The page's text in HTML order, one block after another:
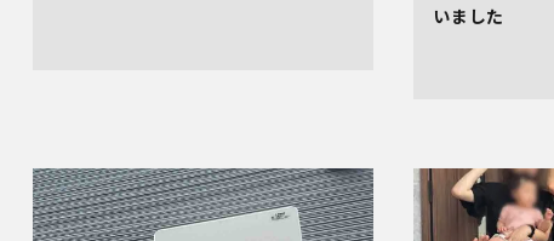
いました